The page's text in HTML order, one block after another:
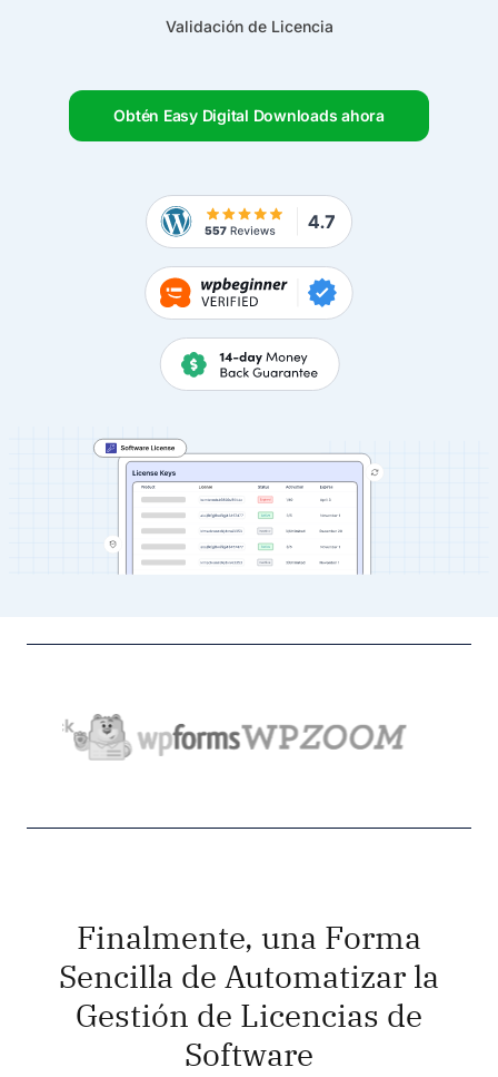
Validación de Licencia
Obtén Easy Digital Downloads ahora
Finalmente, una Forma
Sencilla de Automatizar la
Gestión de Licencias de
Software